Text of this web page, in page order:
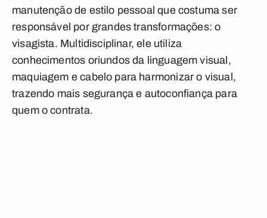
manutenção de estilo pessoal que costuma ser
responsável por grandes transformações: o
visagista. Multidisciplinar, ele utiliza
conhecimentos oriundos da linguagem visual,
maquiagem e cabelo para harmonizar o visual,
trazendo mais segurança e autoconfiança para
quem o contrata.